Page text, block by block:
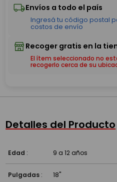
El ítem seleccionado no
recogerlo cerca de su
Detalles del Producto
Edad : 9 a 12 años
Pulgadas : 18''